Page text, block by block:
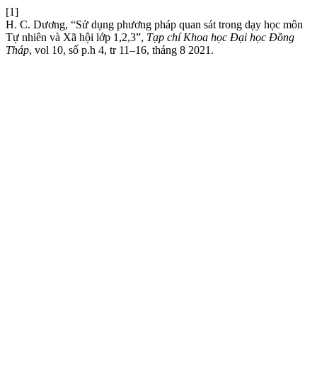
[1]
H. C. Dương, “Sử dụng phương pháp quan sát trong dạy học môn
Tự nhiên và Xã hội lớp 1,2,3”, Tạp chí Khoa học Đại học Đồng
Tháp, vol 10, số p.h 4, tr 11–16, tháng 8 2021.